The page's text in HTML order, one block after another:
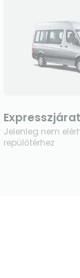
Expresszjárat
Jelenleg nem
repülőtérhez